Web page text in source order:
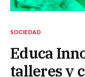
SOCIEDAD
Educa
talleres y